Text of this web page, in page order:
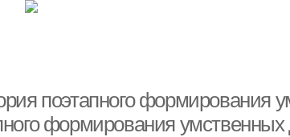
поэтапного формирования
формирования